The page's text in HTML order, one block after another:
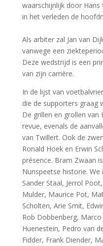
waarschijnlijk door Hans
in het verleden de
Als arbiter zal Jan van
vanwege een
Deze wedstrijd is een
van zijn carrière.
In de lijst van
die de supporters graag
De grillen en grollen van
revue, evenals de
van Twillert. Ook de
Ronald Hoek en Erwin
présence. Bram Zwaan
Nunspeetse historie.
Sander Staal, Jerrol
Mulder, Maurice Pot,
Scholten, Arie Smit,
Rob Dobbenberg,
Huenestein, Pedro van
Fidder, Frank Diender,